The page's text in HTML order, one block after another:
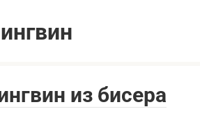
из бисера